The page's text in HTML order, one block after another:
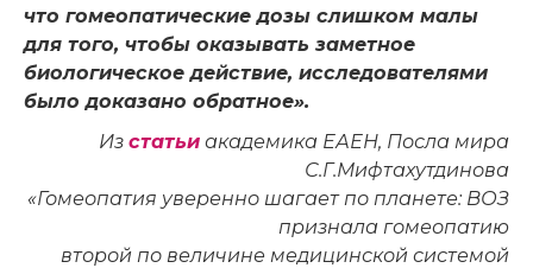
что гомеопатические дозы слишком малы
для того, чтобы оказывать заметное
биологическое действие, исследователями
было доказано обратное».
Из статьи академика ЕАЕН, Посла мира
С.Г.Мифтахутдинова
«Гомеопатия уверенно шагает по планете: ВОЗ
признала гомеопатию
второй по величине медицинской системой